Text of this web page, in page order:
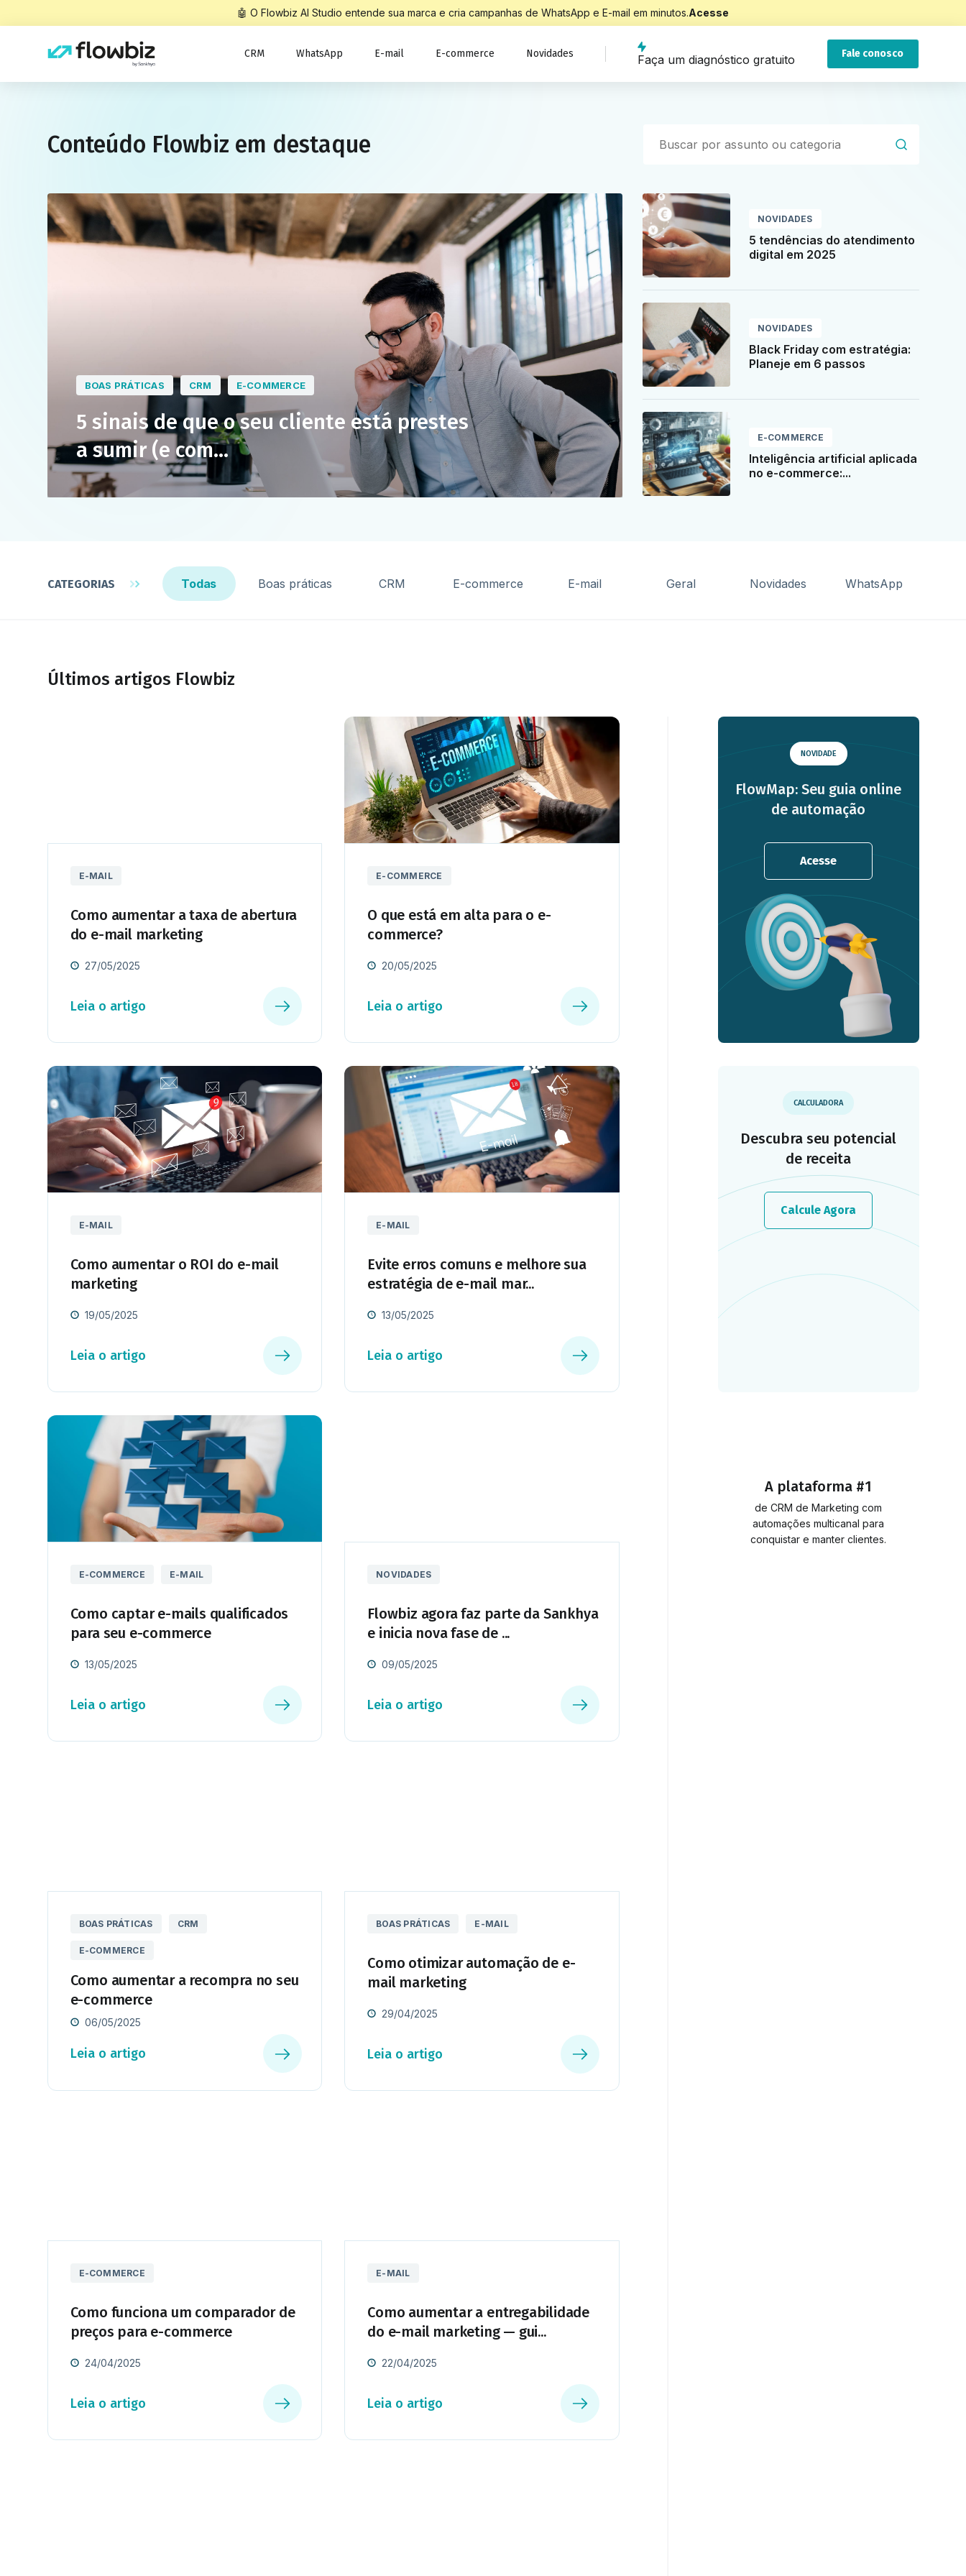
🤖 O Flowbiz AI Studio entende sua marca e cria campanhas de WhatsApp e E-mail em minutos.Acesse
CRM WhatsApp E-mail E-commerce Novidades Faça um diagnóstico gratuito Fale conosco
Conteúdo Flowbiz em destaque
BOAS PRÁTICAS CRM E-COMMERCE
5 sinais de que o seu cliente está prestes
a sumir (e com...
NOVIDADES
5 tendências do atendimento
digital em 2025
NOVIDADES
Black Friday com estratégia:
Planeje em 6 passos
E-COMMERCE
Inteligência artificial aplicada
no e-commerce:...
CATEGORIAS Todas Boas práticas CRM E-commerce E-mail Geral Novidades WhatsApp
Últimos artigos Flowbiz
E-MAIL
Como aumentar a taxa de abertura
do e-mail marketing
27/05/2025
Leia o artigo
E-COMMERCE
O que está em alta para o e-
commerce?
20/05/2025
Leia o artigo
E-MAIL
Como aumentar o ROI do e-mail
marketing
19/05/2025
Leia o artigo
E-MAIL
Evite erros comuns e melhore sua
estratégia de e-mail mar...
13/05/2025
Leia o artigo
E-COMMERCE E-MAIL
Como captar e-mails qualificados
para seu e-commerce
13/05/2025
Leia o artigo
NOVIDADES
Flowbiz agora faz parte da Sankhya
e inicia nova fase de ...
09/05/2025
Leia o artigo
BOAS PRÁTICAS CRM
E-COMMERCE
Como aumentar a recompra no seu
e-commerce
06/05/2025
Leia o artigo
BOAS PRÁTICAS E-MAIL
Como otimizar automação de e-
mail marketing
29/04/2025
Leia o artigo
E-COMMERCE
Como funciona um comparador de
preços para e-commerce
24/04/2025
Leia o artigo
E-MAIL
Como aumentar a entregabilidade
do e-mail marketing — gui...
22/04/2025
Leia o artigo
NOVIDADE
FlowMap: Seu guia online
de automação
Acesse
CALCULADORA
Descubra seu potencial
de receita
Calcule Agora
A plataforma #1
de CRM de Marketing com
automações multicanal para
conquistar e manter clientes.